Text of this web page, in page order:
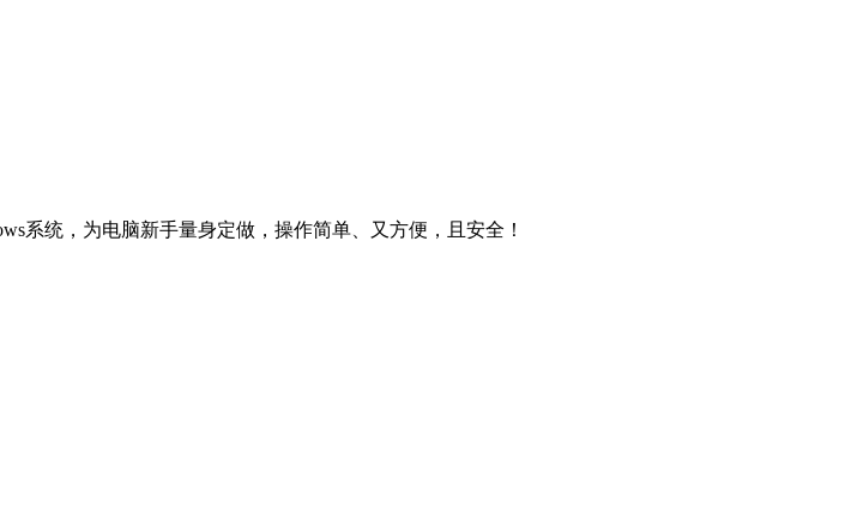
系统，为电脑新手量身定做，操作简单、又方便，且安全！